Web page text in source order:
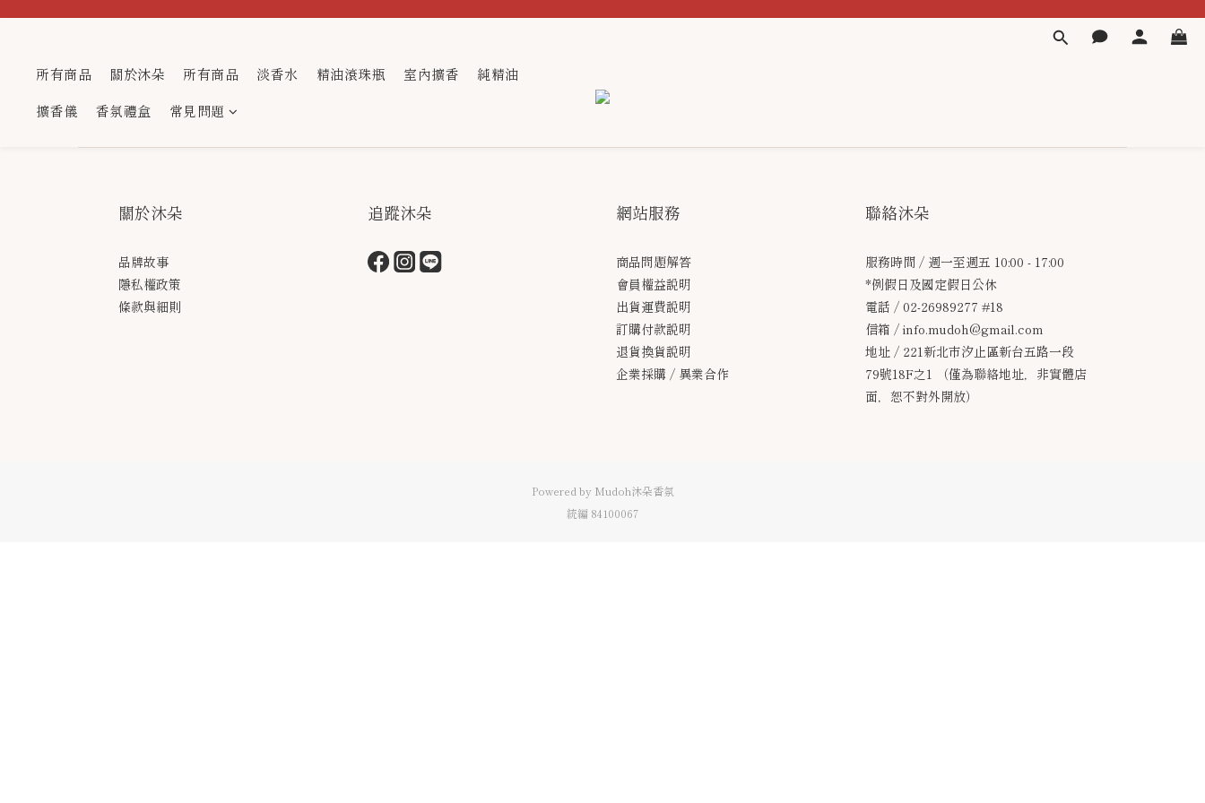
所有商品 關於沐朵 所有商品 淡香水 精油滾珠瓶 室內擴香
純精油
擴香儀
香氛禮盒 常見問題
關於沐朵
品牌故事
隱私權政策
條款與細則
追蹤沐朵 網站服務
商品問題解答
會員權益說明
出貨運費說明
訂購付款說明
退貨換貨說明
企業採購 / 異業合作
聯絡沐朵
服務時間 / 週一至週五 10:00 - 17:00
*例假日及國定假日公休
電話 / 02-26989277 #18
信箱 / info.mudoh@gmail.com
地址 / 221新北市汐止區新台五路一段
79號18F之1 （僅為聯絡地址，非實體店
面，恕不對外開放）
Powered by Mudoh沐朵香氛
統編 84100067